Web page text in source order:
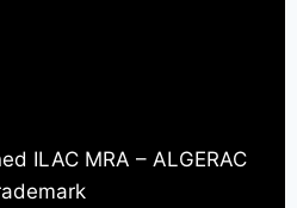
ILAC MRA – ALGERAC